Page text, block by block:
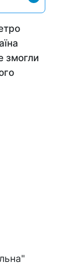
змогли